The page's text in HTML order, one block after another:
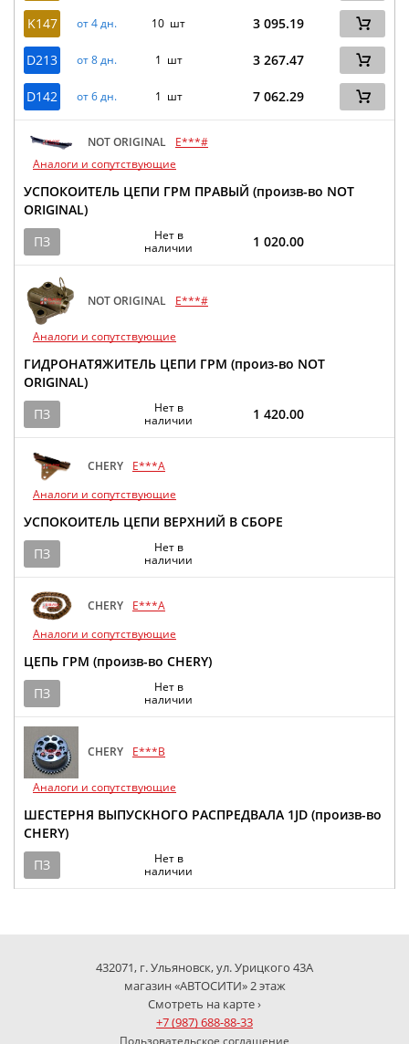
K147 от 4 дн. 10 шт 3 095.19
D213 от 8 дн. 1 шт 3 267.47
D142 от 6 дн. 1 шт 7 062.29
NOT ORIGINAL
E***#
Аналоги и сопутствующие
УСПОКОИТЕЛЬ ЦЕПИ ГРМ ПРАВЫЙ (произв-во NOT
ORIGINAL)
ПЗ
Нет в
наличии
1 020.00
NOT ORIGINAL E***#
Аналоги и сопутствующие
ГИДРОНАТЯЖИТЕЛЬ ЦЕПИ ГРМ (произ-во NOT
ORIGINAL)
ПЗ
Нет в
наличии
1 420.00
CHERY
E***A
Аналоги и сопутствующие
УСПОКОИТЕЛЬ ЦЕПИ ВЕРХНИЙ В СБОРЕ
ПЗ
Нет в
наличии
CHERY
E***A
Аналоги и сопутствующие
ЦЕПЬ ГРМ (произв-во CHERY)
ПЗ
Нет в
наличии
CHERY E***B
Аналоги и сопутствующие
ШЕСТЕРНЯ ВЫПУСКНОГО РАСПРЕДВАЛА 1JD (произв-во
CHERY)
ПЗ
Нет в
наличии
432071, г. Ульяновск, ул. Урицкого 43А
магазин «АВТОСИТИ» 2 этаж
Смотреть на карте ›
+7 (987) 688-88-33
Пользовательское соглашение